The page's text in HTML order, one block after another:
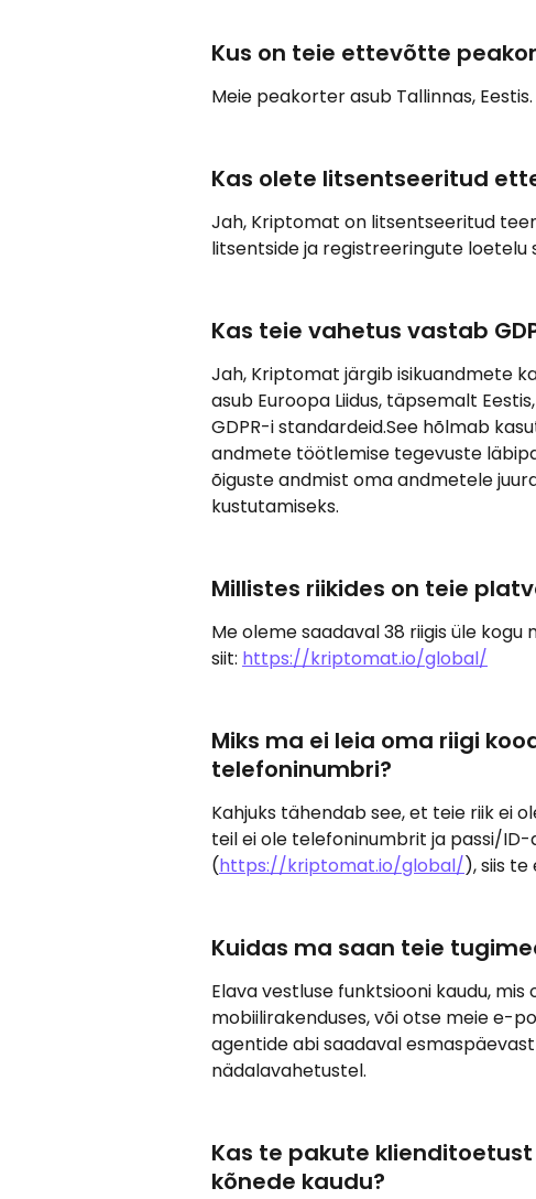
Kus on teie ettevõtte
Meie peakorter asub Tallinnas, Eestis.
Kas olete litsentseeritud
Jah, Kriptomat on litsentseeritud
litsentside ja registreeringute loetelu
Kas teie vahetus vastab
Jah, Kriptomat järgib isikuandmete
asub Euroopa Liidus, täpsemalt
GDPR-i standardeid.See hõlmab
andmete töötlemise tegevuste
õiguste andmist oma andmetele
kustutamiseks.
Millistes riikides on teie
Me oleme saadaval 38 riigis üle
siit: https://kriptomat.io/global/
Miks ma ei leia oma riigi
telefoninumbri?
Kahjuks tähendab see, et teie riik ei
teil ei ole telefoninumbrit ja passi/
(https://kriptomat.io/global/), siis
Kuidas ma saan teie
Elava vestluse funktsiooni kaudu, mis
mobiilirakenduses, või otse meie e-
agentide abi saadaval
nädalavahetustel.
Kas te pakute
kõnede kaudu?